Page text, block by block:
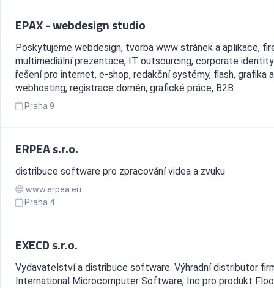
EPAX - webdesign studio
Poskytujeme webdesign, tvorba www stránek a aplikace,
multimediální prezentace, IT outsourcing, corporate
řešení pro internet, e-shop, redakční systémy, flash, grafika
webhosting, registrace domén, grafické práce, B2B.
Praha 9
ERPEA s.r.o.
distribuce software pro zpracování videa a zvuku
www.erpea.eu
Praha 4
EXECD s.r.o.
Vydavatelství a distribuce software. Výhradní distributor
International Microcomputer Software, Inc pro produkt